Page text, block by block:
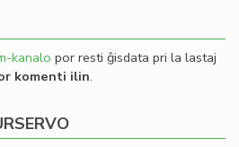
kanalo por resti ĝisdata pri la lastaj
komenti ilin.